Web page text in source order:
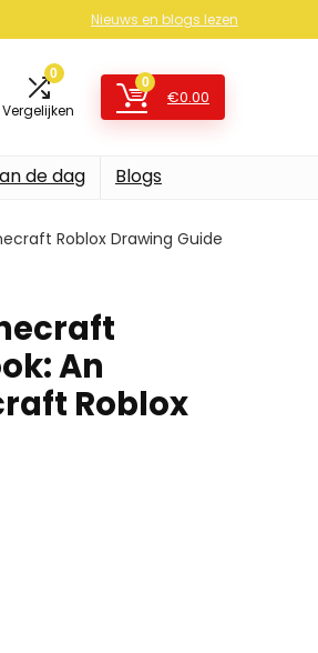
Nieuws en blogs lezen
0
Vergelijken
0
€0.00
de dag Blogs
Roblox Drawing Guide
An
Roblox